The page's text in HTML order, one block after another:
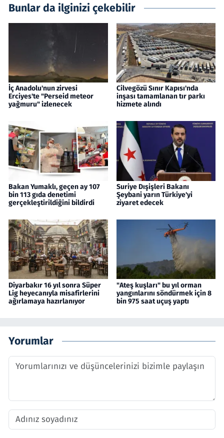
Bunlar da ilginizi çekebilir
İç Anadolu'nun zirvesi
Erciyes'te "Perseid meteor
yağmuru" izlenecek
Cilvegözü Sınır Kapısı'nda
inşası tamamlanan tır parkı
hizmete alındı
Bakan Yumaklı, geçen ay 107
bin 113 gıda denetimi
gerçekleştirildiğini bildirdi
Suriye Dışişleri Bakanı
Şeybani yarın Türkiye'yi
ziyaret edecek
Diyarbakır 16 yıl sonra Süper
Lig heyecanıyla misafirlerini
ağırlamaya hazırlanıyor
"Ateş kuşları" bu yıl orman
yangınlarını söndürmek için 8
bin 975 saat uçuş yaptı
Yorumlar